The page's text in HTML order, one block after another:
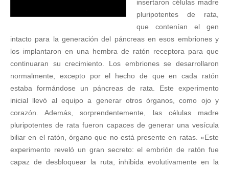
insertaron células madre
pluripotentes de rata,
que contenían el gen
intacto para la generación del páncreas en esos embriones y
los implantaron en una hembra de ratón receptora para que
continuaran su crecimiento. Los embriones se desarrollaron
normalmente, excepto por el hecho de que en cada ratón
estaba formándose un páncreas de rata. Este experimento
inicial llevó al equipo a generar otros órganos, como ojo y
corazón. Además, sorprendentemente, las células madre
pluripotentes de rata fueron capaces de generar una vesícula
biliar en el ratón, órgano que no está presente en ratas. «Este
experimento reveló un gran secreto: el embrión de ratón fue
capaz de desbloquear la ruta, inhibida evolutivamente en la